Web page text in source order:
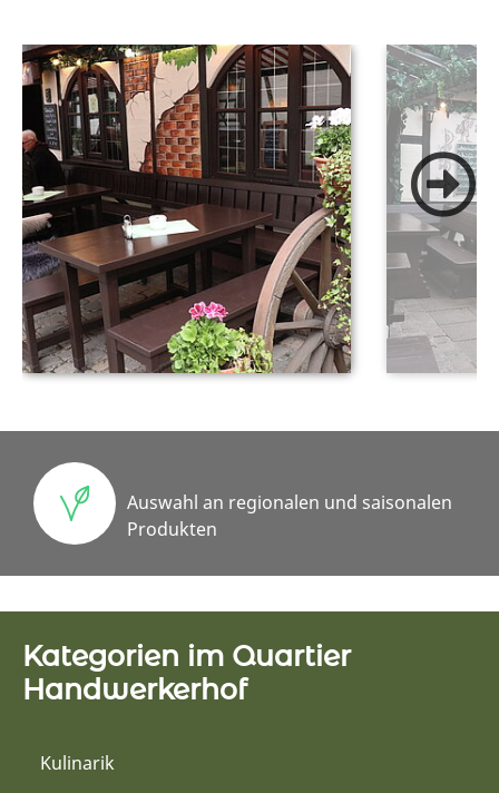
Auswahl an regionalen und saisonalen
Produkten
Kategorien im Quartier
Handwerkerhof
Kulinarik